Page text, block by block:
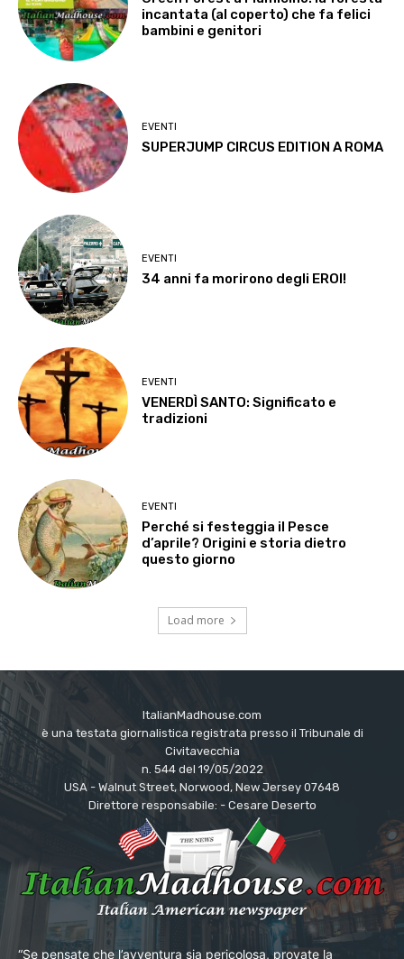
incantata (al coperto) che fa felici
bambini e genitori
EVENTI
SUPERJUMP CIRCUS EDITION A ROMA
EVENTI
34 anni fa morirono degli EROI!
EVENTI
VENERDÌ SANTO: Significato e
tradizioni
EVENTI
Perché si festeggia il Pesce
d’aprile? Origini e storia dietro
questo giorno
Load more
ItalianMadhouse.com
è una testata giornalistica registrata presso il Tribunale di
Civitavecchia
n. 544 del 19/05/2022
USA - Walnut Street, Norwood, New Jersey 07648
Direttore responsabile: - Cesare Deserto
“Se pensate che l’avventura sia pericolosa, provate la